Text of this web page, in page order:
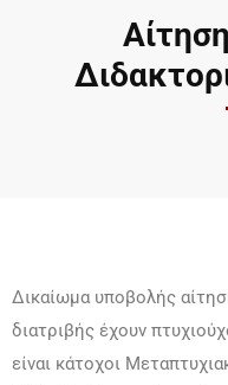
Δικαίωμα υποβολής
διατριβής έχουν
είναι κάτοχοι